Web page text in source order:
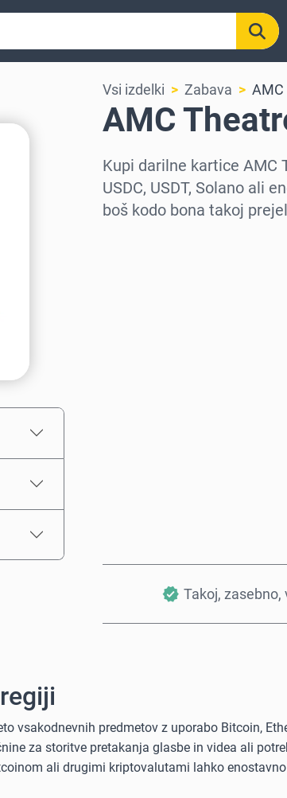
Vsi izdelki Zabava
AMC
Kupi darilne kartice AMC
USDC, USDT, Solano ali
boš kodo bona takoj
Takoj, zasebno,
predmetov z uporabo Bitcoin,
za storitve pretakanja glasbe in videa ali
ali drugimi kriptovalutami lahko